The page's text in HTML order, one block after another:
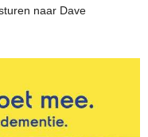
naar Dave